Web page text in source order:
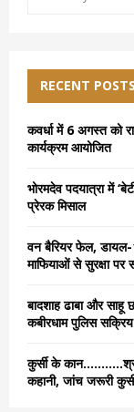
f
r
RECENT POSTS
कवर्धा में 6 अगस्त को
कार्यक्रम आयोजित
भोरमदेव पदयात्रा में
प्रेरक मिसाल
वन बैरियर फेल,
माफियाओं से सुरक्षा पर
बादशाह ढाबा और साहू
कबीरधाम पुलिस सक्रिय
कुर्सी के
कहानी, जांच जरूरी